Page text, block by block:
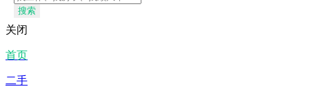
搜索
关闭
首页
二手